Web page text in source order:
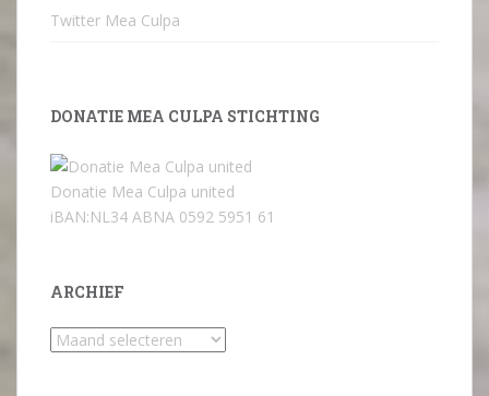
Twitter Mea Culpa
DONATIE MEA CULPA STICHTING
Donatie Mea Culpa united
iBAN:NL34 ABNA 0592 5951 61
ARCHIEF
Archief